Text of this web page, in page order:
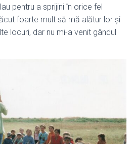
pentru a sprijini în orice fel
foarte mult să mă alătur lor și
locuri, dar nu mi-a venit gândul